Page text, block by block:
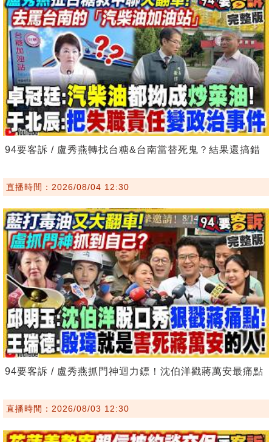
94要客訴 / 盧秀燕轉找台糖&台南當替死鬼？結果還搞錯
直播時間：2026/08/04 12:30
94要客訴 / 盧秀燕抓門神迴力鏢！沈伯洋戳蔣萬安最痛點
直播時間：2026/08/03 12:30